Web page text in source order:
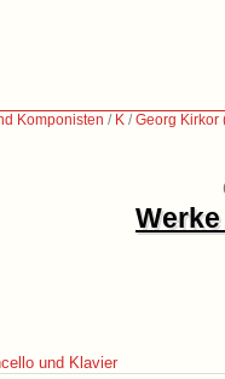
Komponisten / K /Georg Kirkor
und Klavier